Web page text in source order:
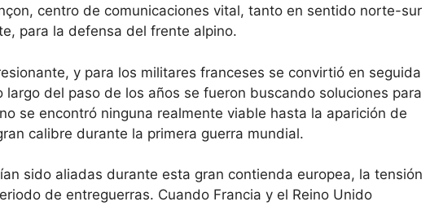
centro de comunicaciones vital, tanto en sentido norte-sur
para la defensa del frente alpino.
y para los militares franceses se convirtió en seguida
largo del paso de los años se fueron buscando soluciones para
se encontró ninguna realmente viable hasta la aparición de
calibre durante la primera guerra mundial.
sido aliadas durante esta gran contienda europea, la tensión
de entreguerras. Cuando Francia y el Reino Unido